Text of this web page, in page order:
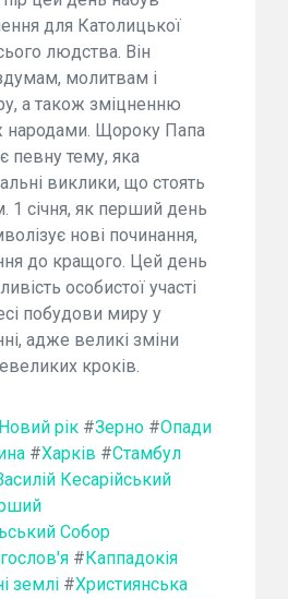
для Католицької
людства. Він
молитвам і
а також зміцненню
народами. Щороку Папа
певну тему, яка
виклики, що стоять
1 січня, як перший день
нові починання,
до кращого. Цей день
особистої участі
побудови миру у
адже великі зміни
кроків.
Новий рік #Зерно #Опади
#Харків #Стамбул
Кесарійський
Собор
# Каппадокія
землі #Християнська